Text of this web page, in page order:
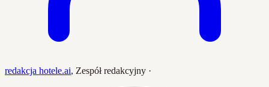
redakcja hotele.ai, Zespół redakcyjny ·